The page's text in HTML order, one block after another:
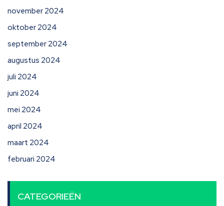
november 2024
oktober 2024
september 2024
augustus 2024
juli 2024
juni 2024
mei 2024
april 2024
maart 2024
februari 2024
CATEGORIEËN